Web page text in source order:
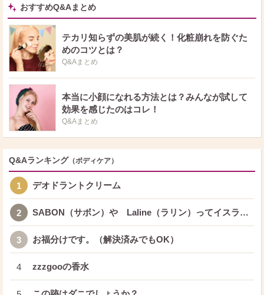
おすすめQ&Aまとめ
テカリ知らずの美肌が続く！化粧崩れを防ぐた
めのコツとは？
Q&Aまとめ
本当に小顔になれる方法とは？みんなが試して
効果を感じたのはコレ！
Q&Aまとめ
Q&Aランキング （ボディケア）
1 デオドラントクリーム
2 SABON（サボン）や Laline（ラリン）ってイスラ…
3 お福分けです。（解決済みでもOK）
4 zzzgooの香水